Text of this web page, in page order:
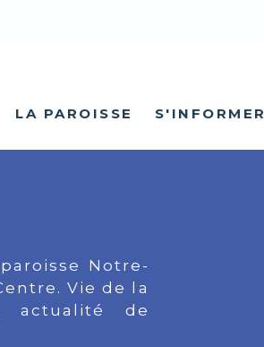
LA PAROISSE S'INFORMER
Notre-
Vie de la
actualité de